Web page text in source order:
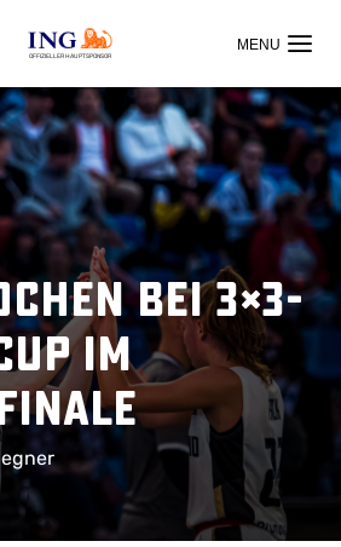
OFFIZIELLER HAUPTSPONSOR
bei 3×3-
im